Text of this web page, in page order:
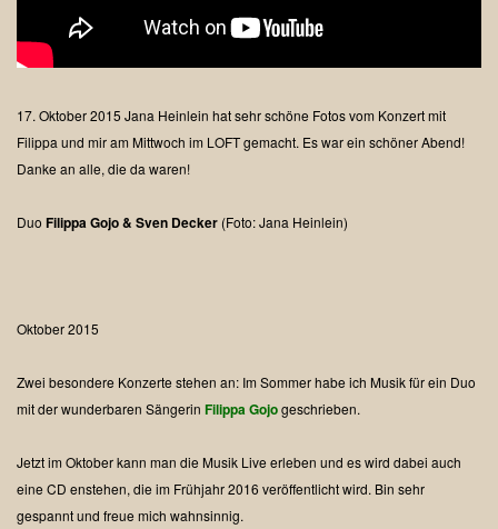
17. Oktober 2015 Jana Heinlein hat sehr schöne Fotos vom Konzert mit
Filippa und mir am Mittwoch im LOFT gemacht. Es war ein schöner Abend!
Danke an alle, die da waren!
Duo Filippa Gojo & Sven Decker (Foto: Jana Heinlein)
Oktober 2015
Zwei besondere Konzerte stehen an: Im Sommer habe ich Musik für ein Duo
mit der wunderbaren Sängerin Filippa Gojogeschrieben.
Jetzt im Oktober kann man die Musik Live erleben und es wird dabei auch
eine CD enstehen, die im Frühjahr 2016 veröffentlicht wird. Bin sehr
gespannt und freue mich wahnsinnig.